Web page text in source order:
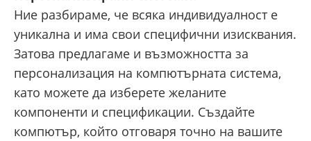
Ние разбираме, че всяка индивидуалност е
уникална и има свои специфични изисквания.
Затова предлагаме и възможността за
персонализация на компютърната система,
като можете да изберете желаните
компоненти и спецификации. Създайте
компютър, който отговаря точно на вашите